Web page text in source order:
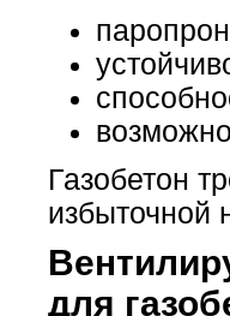
Газобетон
избыточной
для